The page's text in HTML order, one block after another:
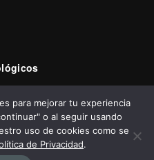
para mejorar tu experiencia
o al seguir usando
uso de cookies como se
de Privacidad.